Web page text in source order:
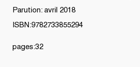
Parution: avril 2018
ISBN:9782733855294
pages:32